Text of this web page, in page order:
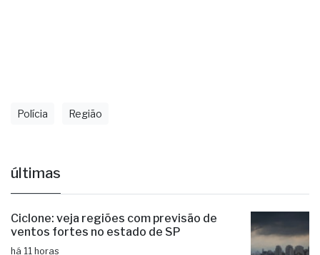
Polícia Região
últimas
Ciclone: veja regiões com previsão de
ventos fortes no estado de SP
há 11 horas